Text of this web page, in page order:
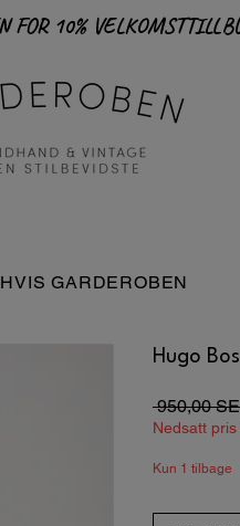
HVIS GARDEROBEN
Hugo
950,00
Nedsatt
Kun 1 tilbage